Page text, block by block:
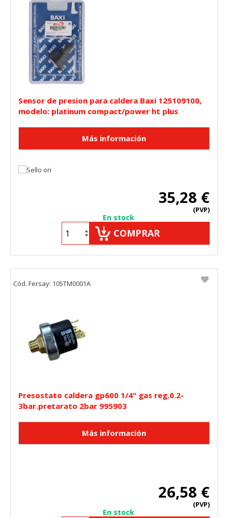
Sensor de presion para caldera Baxi 125109100,
modelo: platinum compact/power ht plus
35,28 €
(PVP)
En stock
COMPRAR
Presostato caldera gp600 1/4" gas reg.0.2-
3bar.pretarato 2bar 995903
26,58 €
(PVP)
En stock
Cód. Fersay: 105TM0001A
Cookies Utilizadas:
_utma,_utmb,_utmc,_utmz,_utmt,_utmz,_atuvc,_atuvs, _ga,
_gid, _evPromtCookies
Cookies dirigidas
Estas cookies pueden ser establecidas a través de nuestro
sitio por nuestros socios publicitarios. Pueden ser
utilizadas por esas empresas para crear un perfil de sus
No almacenan directamente información personal, sino
que se basan en la identificación única de su navegador y
_evAd, _evCoupon, _evSubscription, _evPromt
Puedes volver a configurar tus cookies desde la sección
"Configuración de cookies" al pie de la página. También puedes
consultar nuestrapolítica de cookies